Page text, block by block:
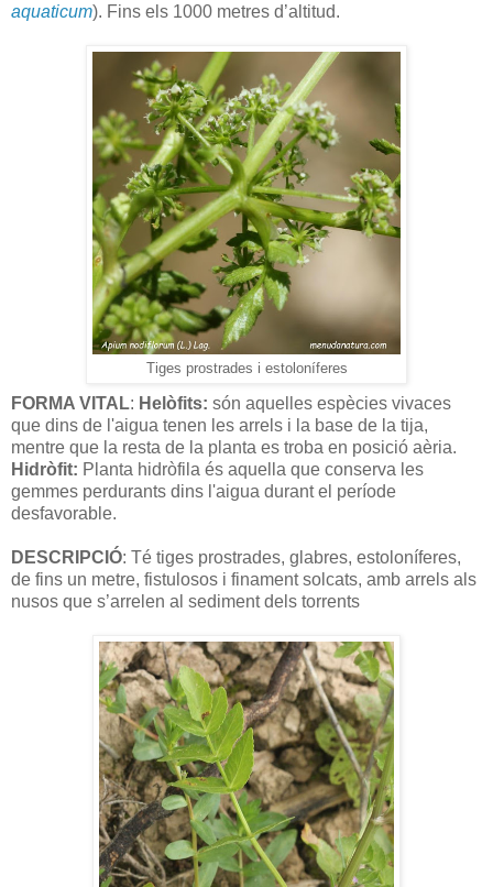
aquaticum). Fins els 1000 metres d’altitud.
Tiges prostrades i estoloníferes
FORMA VITAL: Helòfits: són aquelles espècies vivaces
que dins de l'aigua tenen les arrels i la base de la tija,
mentre que la resta de la planta es troba en posició aèria.
Hidròfit: Planta hidròfila és aquella que conserva les
gemmes perdurants dins l'aigua durant el període
desfavorable.
DESCRIPCIÓ: Té tiges prostrades, glabres, estoloníferes,
de fins un metre, fistulosos i finament solcats, amb arrels als
nusos que s’arrelen al sediment dels torrents